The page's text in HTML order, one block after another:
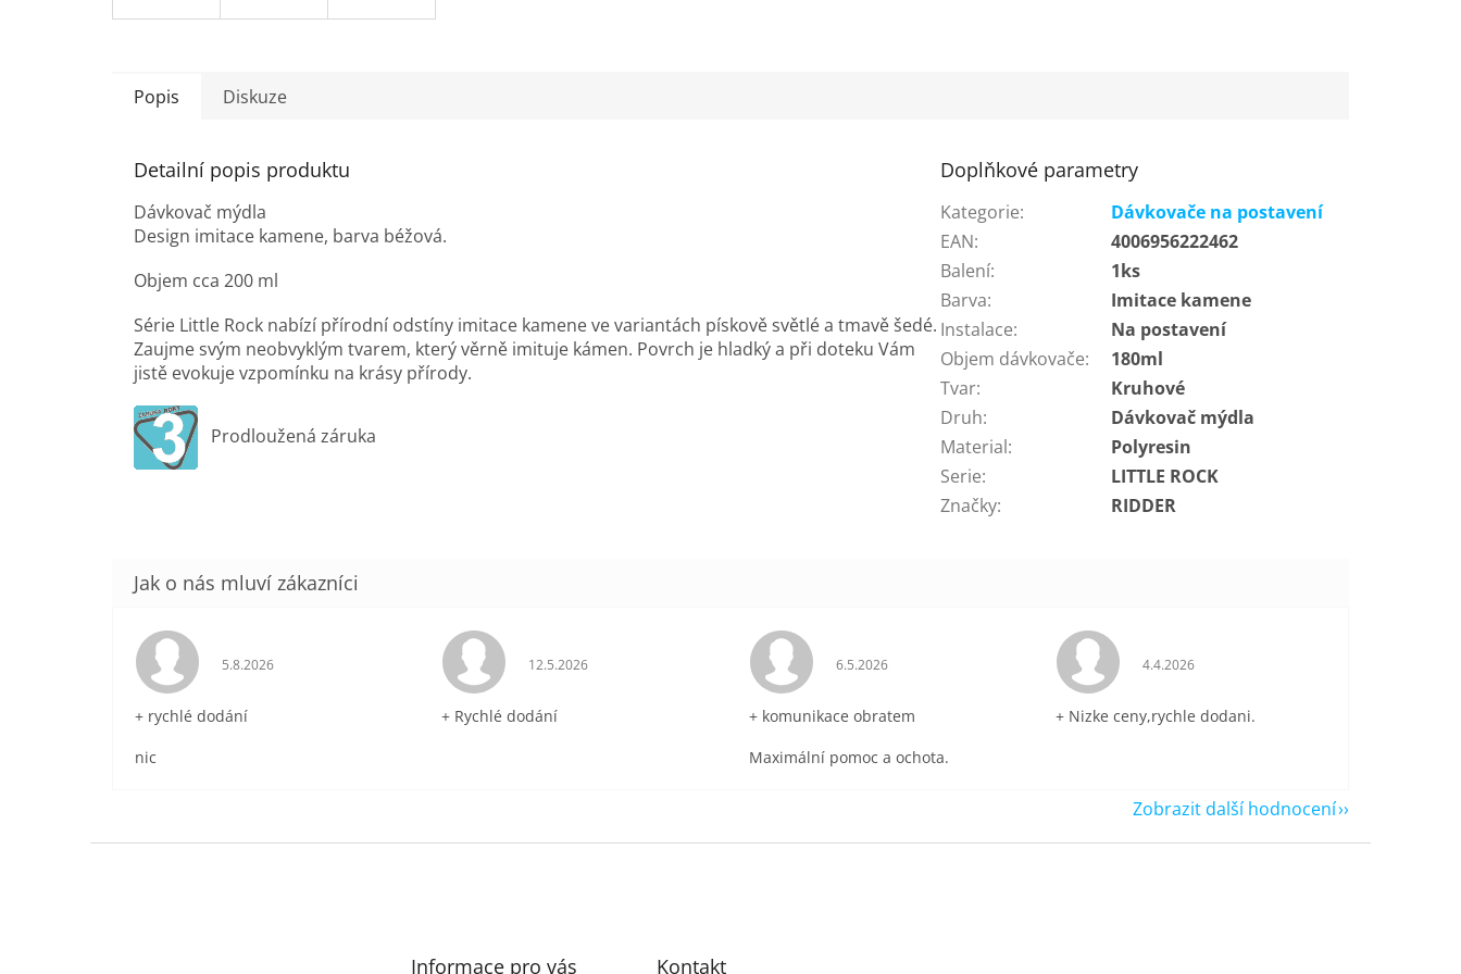
Popis Diskuze
Detailní popis produktu
Dávkovač mýdla
Design imitace kamene, barva béžová.
Objem cca 200 ml
Série Little Rock nabízí přírodní odstíny imitace kamene ve variantách pískově světlé a tmavě šedé.
Zaujme svým neobvyklým tvarem, který věrně imituje kámen. Povrch je hladký a při doteku Vám
jistě evokuje vzpomínku na krásy přírody.
Prodloužená záruka
Doplňkové parametry
Kategorie:
Dávkovače na postavení
EAN:
4006956222462
Balení:
1ks
Barva:
Imitace kamene
Instalace:
Na postavení
Objem dávkovače:
180ml
Tvar:
Kruhové
Druh:
Dávkovač mýdla
Material:
Polyresin
Serie:
LITTLE ROCK
Značky: RIDDER
Hodnocení obchodu je 5 z 5 hvězdiček.
5.8.2026
+ rychlé dodání
nic
Hodnocení obchodu je 5 z 5 hvězdiček.
12.5.2026
+ Rychlé dodání
Hodnocení obchodu je 5 z 5 hvězdiček.
6.5.2026
+ komunikace obratem
Maximální pomoc a ochota.
Hodnocení obchodu je 5 z 5 hvězdiček.
4.4.2026
+ Nizke ceny,rychle dodani.
Zobrazit další hodnocení
Informace pro vás Kontakt